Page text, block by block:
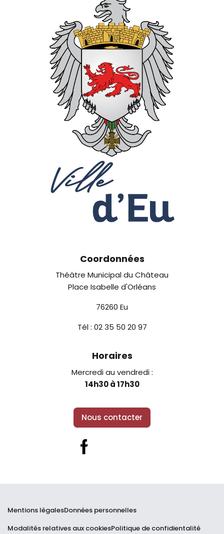
Coordonnées
Théâtre Municipal du Château
Place Isabelle d'Orléans
76260 Eu
Tél : 02 35 50 20 97
Horaires
Mercredi au vendredi :
14h30 à 17h30
Nous contacter
Facebook
Mentions légalesDonnées personnelles
Modalités relatives aux cookiesPolitique de confidientalité